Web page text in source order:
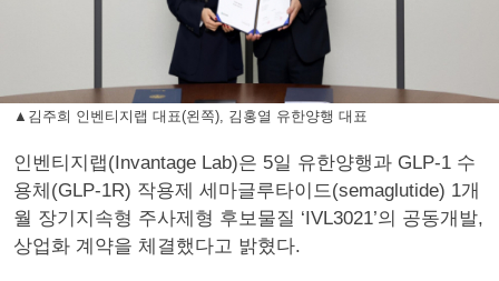
▲김주희 인벤티지랩 대표(왼쪽), 김홍열 유한양행 대표
인벤티지랩(Invantage Lab)은 5일 유한양행과 GLP-1 수
용체(GLP-1R) 작용제 세마글루타이드(semaglutide) 1개
월 장기지속형 주사제형 후보물질 ‘IVL3021’의 공동개발,
상업화 계약을 체결했다고 밝혔다.